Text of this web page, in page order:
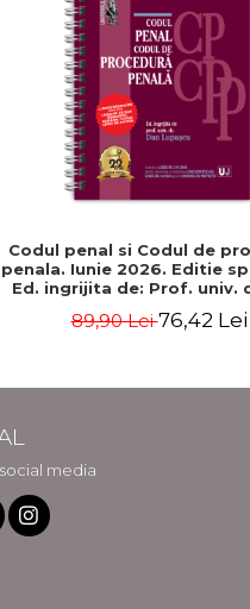
Codul penal si Codul de
penala. Iunie 2026. Editie
Ed. ingrijita de: Prof. univ.
89,90 Lei76,42 Lei
media